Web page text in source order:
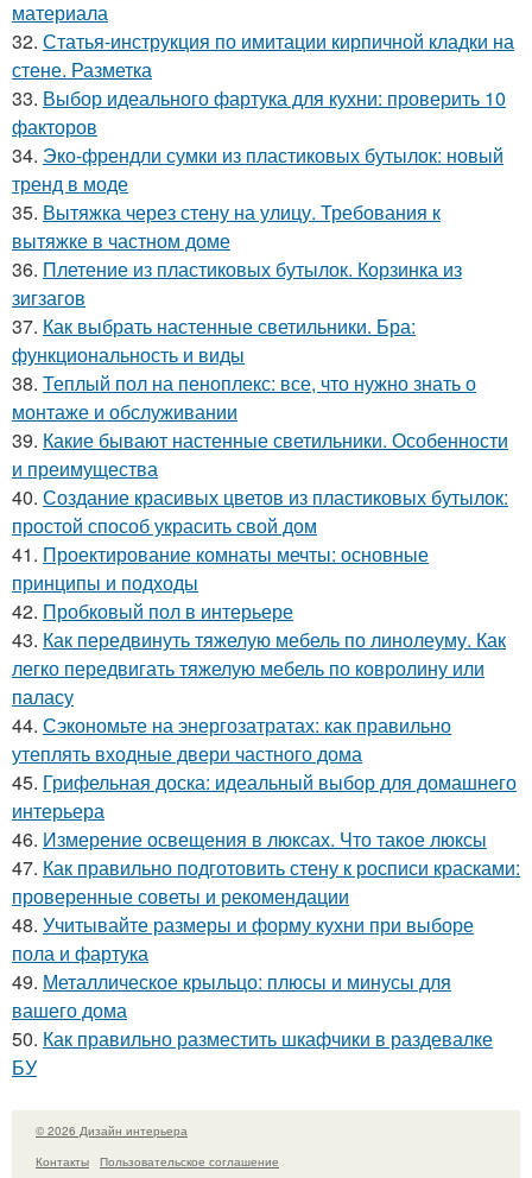
материала
32. Статья-инструкция по имитации кирпичной кладки на
стене. Разметка
33. Выбор идеального фартука для кухни: проверить 10
факторов
34. Эко-френдли сумки из пластиковых бутылок: новый
тренд в моде
35. Вытяжка через стену на улицу. Требования к
вытяжке в частном доме
36. Плетение из пластиковых бутылок. Корзинка из
зигзагов
37. Как выбрать настенные светильники. Бра:
функциональность и виды
38. Теплый пол на пеноплекс: все, что нужно знать о
монтаже и обслуживании
39. Какие бывают настенные светильники. Особенности
и преимущества
40. Создание красивых цветов из пластиковых бутылок:
простой способ украсить свой дом
41. Проектирование комнаты мечты: основные
принципы и подходы
42. Пробковый пол в интерьере
43. Как передвинуть тяжелую мебель по линолеуму. Как
легко передвигать тяжелую мебель по ковролину или
паласу
44. Сэкономьте на энергозатратах: как правильно
утеплять входные двери частного дома
45. Грифельная доска: идеальный выбор для домашнего
интерьера
46. Измерение освещения в люксах. Что такое люксы
47. Как правильно подготовить стену к росписи красками:
проверенные советы и рекомендации
48. Учитывайте размеры и форму кухни при выборе
пола и фартука
49. Металлическое крыльцо: плюсы и минусы для
вашего дома
50. Как правильно разместить шкафчики в раздевалке
БУ
© 2026 Дизайн интерьера
Контакты
Пользовательское соглашение